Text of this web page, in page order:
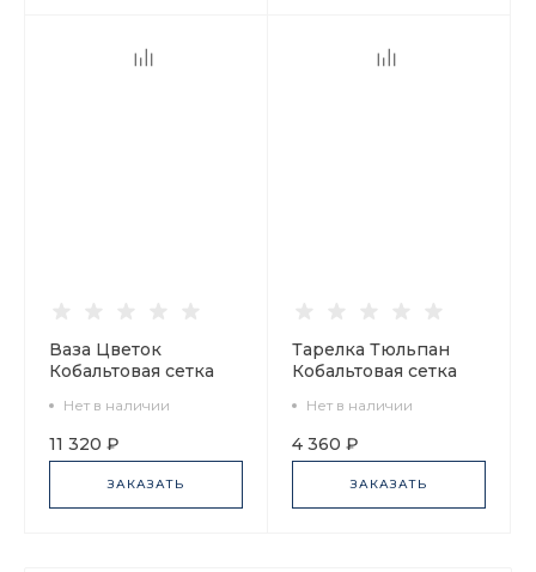
Ваза Цветок
Кобальтовая сетка
Нет в наличии
11 320 ₽
ЗАКАЗАТЬ
Тарелка Тюльпан
Кобальтовая сетка
80.50012.00.1
Нет в наличии
4 360 ₽
ЗАКАЗАТЬ